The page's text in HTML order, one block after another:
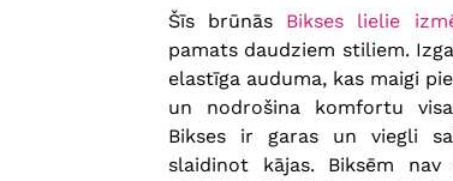
58
gūžas
kopējais
priekšējais un
stāvoklis 32/42
apkārtmērs
60
gūžas
kopējais
Šīs brūnās Bikses lielie
pamats daudziem stiliem.
elastīga auduma, kas maigi
un nodrošina komfortu
Bikses ir garas un viegli
slaidinot kājas. Biksēm